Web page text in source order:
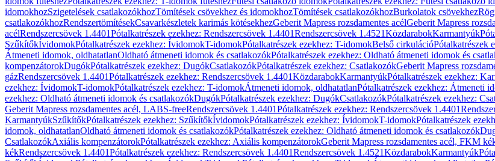
idomokhozSzigetelések csatlakozókhozTömítések csövekhez és idomokhozTömítések csatlakozókhozBurkolatok csövekhez
csatlakozókhozRendszertömítésekCsavarkészletek karimás kötésekhezGeberit Mapress rozsdamentes acélGeberit Mapress
acélRendszercsövek 1.4401Pótalkatrészek ezekhez: Rendszercsövek 1.4401Rendszercsövek 1.4521KözdarabokKarmantyúk
SzűkítőkÍvidomokPótalkatrészek ezekhez: ÍvidomokT-idomokPótalkatrészek ezekhez: T-idomokBelső cirkulációPótalkatrészek
Átmeneti idomok, oldhatatlanOldható átmeneti idomok és csatlakozókPótalkatrészek ezekhez: Oldható átmeneti idomok és
kompenzátorokDugókPótalkatrészek ezekhez: DugókCsatlakozókPótalkatrészek ezekhez: CsatlakozókGeberit Mapress
gázRendszercsövek 1.4401Pótalkatrészek ezekhez: Rendszercsövek 1.4401KözdarabokKarmantyúkPótalkatrészek ezekhez:
ezekhez: ÍvidomokT-idomokPótalkatrészek ezekhez: T-idomokÁtmeneti idomok, oldhatatlanPótalkatrészek ezekhez: Átmeneti
ezekhez: Oldható átmeneti idomok és csatlakozókDugókPótalkatrészek ezekhez: DugókCsatlakozókPótalkatrészek ezekhez:
Geberit Mapress rozsdamentes acél, LABS-freeRendszercsövek 1.4401Pótalkatrészek ezekhez: Rendszercsövek 1.4401
KarmantyúkSzűkítőkPótalkatrészek ezekhez: SzűkítőkÍvidomokPótalkatrészek ezekhez: ÍvidomokT-idomokPótalkatrészek
idomok, oldhatatlanOldható átmeneti idomok és csatlakozókPótalkatrészek ezekhez: Oldható átmeneti idomok és csatlakozók
CsatlakozókAxiális kompenzátorokPótalkatrészek ezekhez: Axiális kompenzátorokGeberit Mapress rozsdamentes acél, FKM
kékRendszercsövek 1.4401Pótalkatrészek ezekhez: Rendszercsövek 1.4401Rendszercsövek 1.4521KözdarabokKarmantyúk